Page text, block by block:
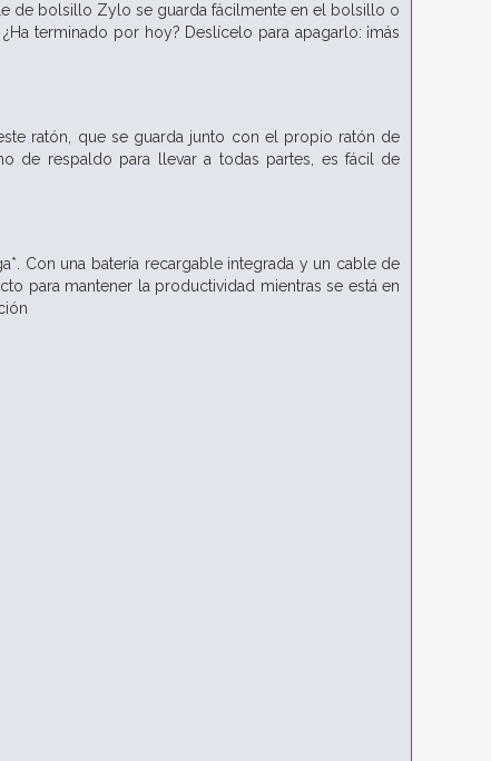
de bolsillo Zylo se guarda fácilmente en el bolsillo o
terminado por hoy? Deslícelo para apagarlo: ¡más
ratón, que se guarda junto con el propio ratón de
de respaldo para llevar a todas partes, es fácil de
Con una batería recargable integrada y un cable de
para mantener la productividad mientras se está en